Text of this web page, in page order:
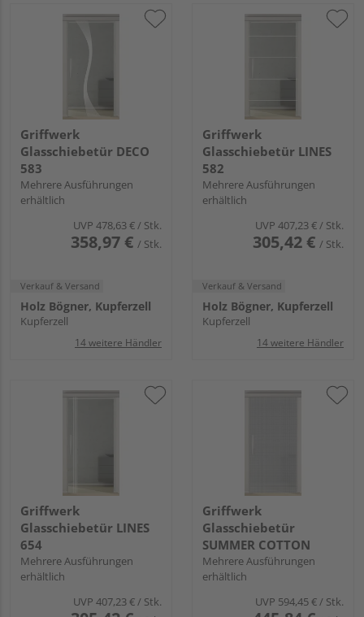
Griffwerk
Glasschiebetür DECO
583
Mehrere Ausführungen
erhältlich
UVP 478,63 €/ Stk.
358,97 € / Stk.
Verkauf & Versand
Holz Bögner, Kupferzell
Kupferzell
14 weitere Händler
Griffwerk
Glasschiebetür LINES
582
Mehrere Ausführungen
erhältlich
UVP 407,23 €/ Stk.
305,42 € / Stk.
Verkauf & Versand
Holz Bögner, Kupferzell
Kupferzell
14 weitere Händler
Griffwerk
Glasschiebetür LINES
654
Mehrere Ausführungen
erhältlich
UVP 407,23 €/ Stk.
Griffwerk
Glasschiebetür
SUMMER COTTON
Mehrere Ausführungen
erhältlich
UVP 594,45 €/ Stk.